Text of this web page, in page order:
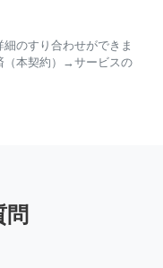
のすり合わせができま
（本契約）→サービスの
問